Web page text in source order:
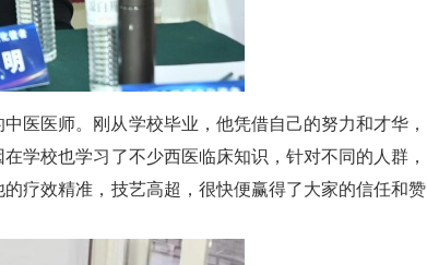
医医师。刚从学校毕业，他凭借自己的努力和才华，
学校也学习了不少西医临床知识，针对不同的人群，
疗效精准，技艺高超，很快便赢得了大家的信任和赞